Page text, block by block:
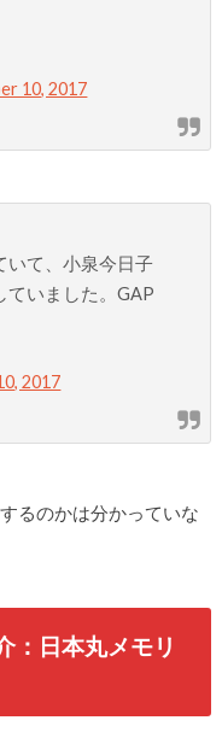
10, 2017
いて、小泉今日子
ていました。GAP
2017
るのかは分かっていな
：日本丸メモリ